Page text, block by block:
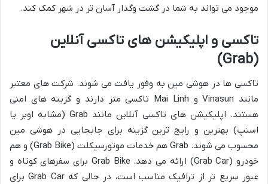
موجود می تواند به شما در گشت وگذار آسان تر در شهر کمک کند.
تاکسی و اپلیکیشن های تاکسی آنلاین
(Grab)
تاکسی ها در هوشی مین به وفور یافت می شوند. شرکت های معتبر
مانند Vinasun و Mai Linh تاکسی متر دارند و گزینه های امنی
هستند. اپلیکیشن های تاکسی آنلاین مانند Grab (مشابه اوبر یا
اسنپ) بهترین و رایج ترین گزینه برای جابجایی در هوشی مین
محسوب می شوند. Grab هم خدمات موتورسیکلت (Grab Bike) و هم
خودرو (Grab Car) ارائه می دهد. Grab Bike برای سفرهای کوتاه و
عبور سریع تر از ترافیک مناسب است، در حالی که Grab Car برای